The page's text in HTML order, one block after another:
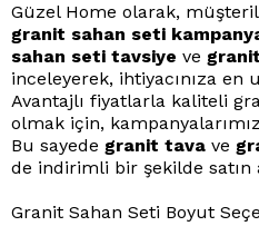
Güzel Home olarak,
granit sahan seti
sahan seti tavsiye ve
inceleyerek, ihtiyacınıza
Avantajlı fiyatlarla kaliteli
olmak için,
Bu sayede granit tava ve
de indirimli bir şekilde satın
Granit Sahan Seti Boyut